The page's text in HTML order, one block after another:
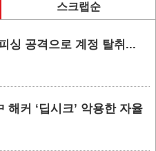
스크랩순
싱 공격으로 계정 탈취...
해커 ‘딥시크’ 악용한 자율